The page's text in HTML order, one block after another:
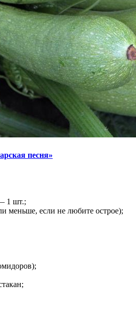
песня»
1 шт.;
меньше, если не любите острое);